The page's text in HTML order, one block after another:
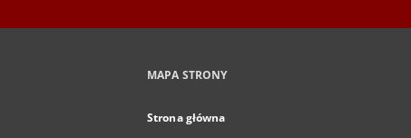
MAPA STRONY
Strona główna